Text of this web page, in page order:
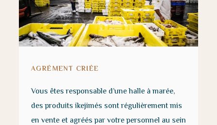
AGRÉMENT CRIÉE
Vous êtes responsable d’une halle à marée,
des produits ikejimés sont régulièrement mis
en vente et agréés par votre personnel au sein